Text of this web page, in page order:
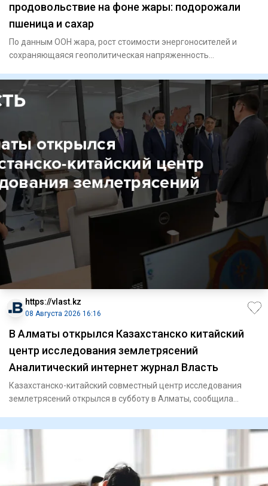
продовольствие на фоне жары: подорожали
пшеница и сахар
По данным ООН жара, рост стоимости энергоносителей и
сохраняющаяся геополитическая напряженность
https://vlast.kz
08 Августа 2026 16:16
В Алматы открылся Казахстанско китайский
центр исследования землетрясений
Аналитический интернет журнал Власть
Казахстанско-китайский совместный центр исследования
землетрясений открылся в субботу в Алматы, сообщила